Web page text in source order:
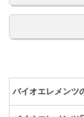
バイオエレメンツ